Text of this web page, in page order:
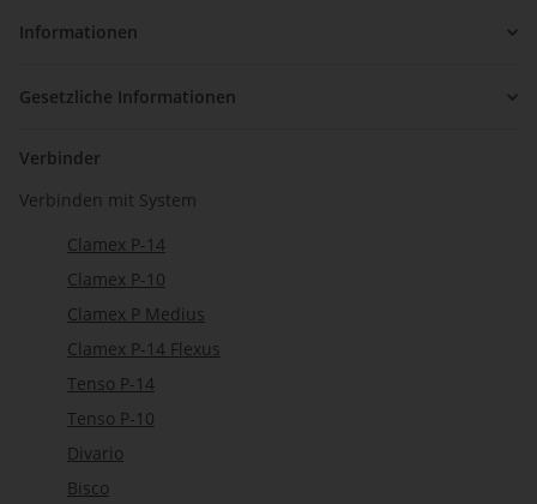
Informationen
Gesetzliche Informationen
Verbinder
Verbinden mit System
Clamex P-14
Clamex P-10
Clamex P Medius
Clamex P-14 Flexus
Tenso P-14
Tenso P-10
Divario
Bisco